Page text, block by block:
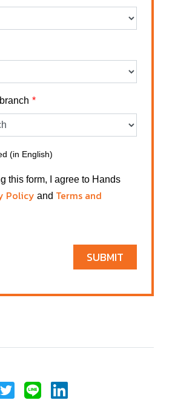
(in English)
this form, I agree to Hands
Policy and Terms and
SUBMIT